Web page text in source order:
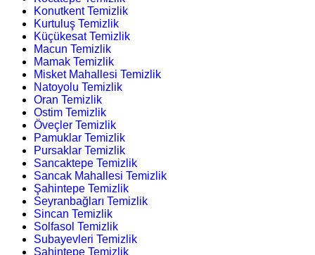
Konutkent Temizlik
Kurtuluş Temizlik
Küçükesat Temizlik
Macun Temizlik
Mamak Temizlik
Misket Mahallesi Temizlik
Natoyolu Temizlik
Oran Temizlik
Ostim Temizlik
Öveçler Temizlik
Pamuklar Temizlik
Pursaklar Temizlik
Sancaktepe Temizlik
Sancak Mahallesi Temizlik
Şahintepe Temizlik
Seyranbağları Temizlik
Sincan Temizlik
Solfasol Temizlik
Subayevleri Temizlik
Şahintepe Temizlik